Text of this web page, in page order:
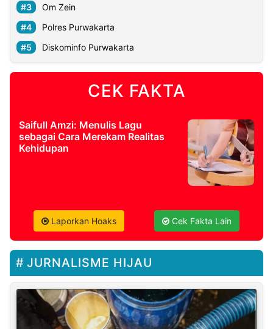
Om Zein
Polres Purwakarta
Diskominfo Purwakarta
CEK FAKTA
Saifull Amzi: Menulis Lagu
sebagai Cara Merekam Realitas
Kehidupan
Laporkan Hoaks Cek Fakta Lain
JURNALISME HIJAU